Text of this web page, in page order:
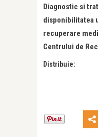
Diagnostic si
disponibilitatea
recuperare
Centrului de
Distribuie: